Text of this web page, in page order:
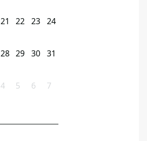
21 22 23 24
28 29 30 31
4 5 6 7